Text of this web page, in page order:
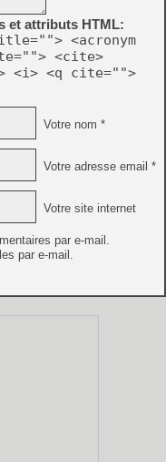
et attributs HTML:
<acronym
<cite>
<i> <q cite="">
Votre nom *
Votre adresse email *
Votre site internet
par e-mail.
par e-mail.